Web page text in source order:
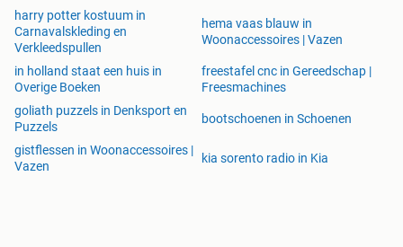
harry potter kostuum in
Carnavalskleding en
Verkleedspullen
hema vaas blauw in
Woonaccessoires | Vazen
in holland staat een huis in
Overige Boeken
freestafel cnc in Gereedschap |
Freesmachines
goliath puzzels in Denksport en
Puzzels
bootschoenen in Schoenen
gistflessen in Woonaccessoires |
Vazen
kia sorento radio in Kia